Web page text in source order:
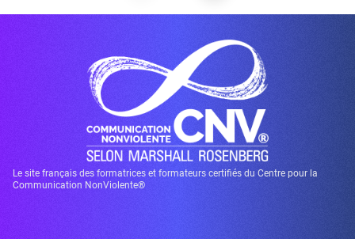
Le site français des formatrices et formateurs certifiés du Centre pour la
Communication NonViolente®